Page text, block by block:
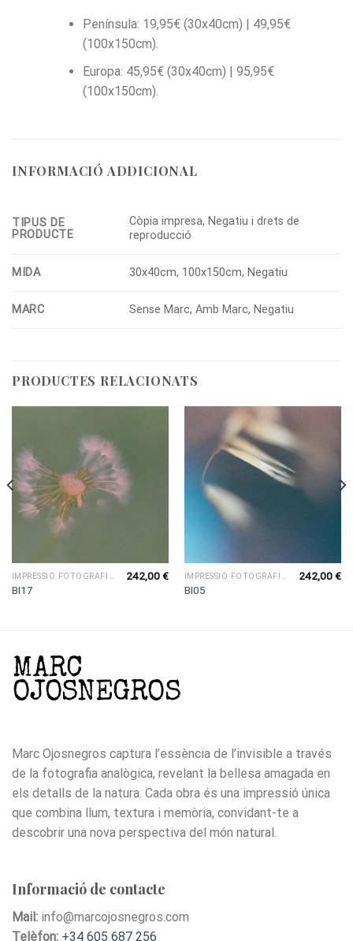
Península: 19,95€ (30x40cm) | 49,95€
(100x150cm).
Europa: 45,95€ (30x40cm) | 95,95€
(100x150cm).
INFORMACIÓ ADDICIONAL
TIPUS DE
PRODUCTE
Còpia impresa, Negatiu i drets de
reproducció
MIDA 30x40cm, 100x150cm, Negatiu
MARC Sense Marc, Amb Marc, Negatiu
PRODUCTES RELACIONATS
BI17
242,00€
BI05
242,00€
Marc Ojosnegros captura l’essència de l’invisible a través
de la fotografia analògica, revelant la bellesa amagada en
els detalls de la natura. Cada obra és una impressió única
que combina llum, textura i memòria, convidant-te a
descobrir una nova perspectiva del món natural.
Informació de contacte
Mail: info@marcojosnegros.com
Telèfon: +34 605 687 256